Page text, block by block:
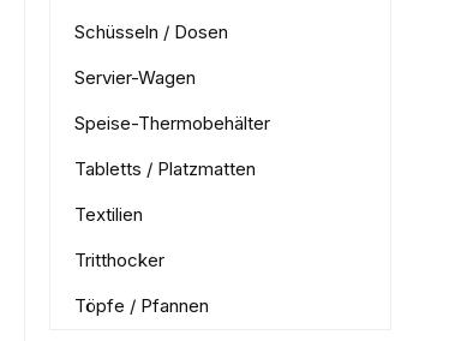
Schüsseln / Dosen
Servier-Wagen
Speise-Thermobehälter
Tabletts / Platzmatten
Textilien
Tritthocker
Töpfe / Pfannen